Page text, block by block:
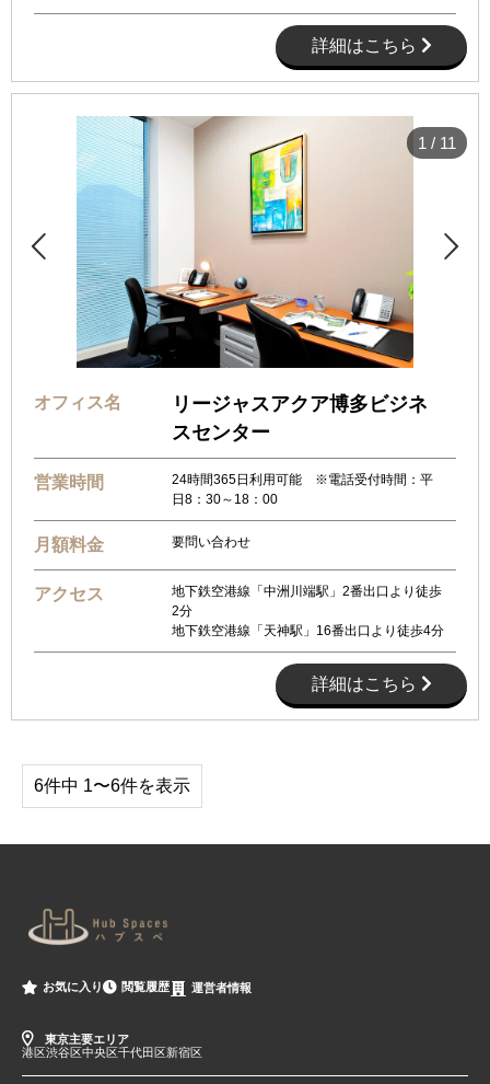
詳細はこちら
 
1 / 11
オフィス名
リージャスアクア博多ビジネ
スセンター
営業時間
24時間365日利用可能 ※電話受付時間：平
日8：30～18：00
月額料金 要問い合わせ
アクセス
地下鉄空港線「中洲川端駅」2番出口より徒歩
2分
地下鉄空港線「天神駅」16番出口より徒歩4分
詳細はこちら
6件中 1〜6件を表示
お気に入り 閲覧履歴 運営者情報
東京主要エリア
港区渋谷区中央区千代田区新宿区